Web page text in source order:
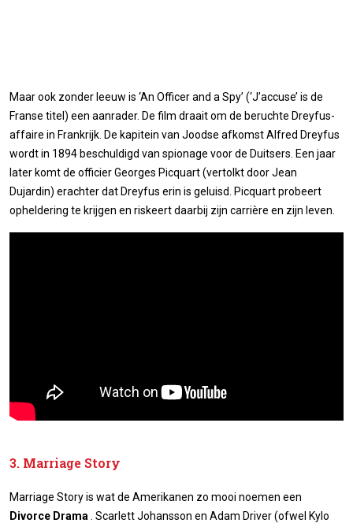
Maar ook zonder leeuw is ‘An Officer and a Spy’ (‘J’accuse’ is de
Franse titel) een aanrader. De film draait om de beruchte Dreyfus-
affaire in Frankrijk. De kapitein van Joodse afkomst Alfred Dreyfus
wordt in 1894 beschuldigd van spionage voor de Duitsers. Een jaar
later komt de officier Georges Picquart (vertolkt door Jean
Dujardin) erachter dat Dreyfus erin is geluisd. Picquart probeert
opheldering te krijgen en riskeert daarbij zijn carrière en zijn leven.
3. Marriage Story
Marriage Story is wat de Amerikanen zo mooi noemen een
Divorce Drama . Scarlett Johansson en Adam Driver (ofwel Kylo